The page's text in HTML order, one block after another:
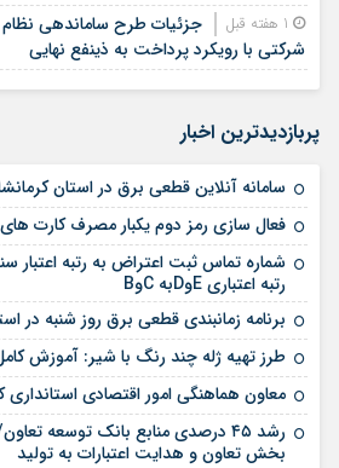
جزئیات طرح ساماندهی
شرکتی با رویکرد پرداخت به ذینفع نهایی
1 هفته قبل
معابر
2 هفته قبل
دکتر محسن ضیائی،
امید، تفاهم‌نامه یک همتی توسعه تولید و
امضا کرد
2 هفته قبل حملۀ آمریکا به حوالی
قدردانی شهردار کرمانشاه از
استان و امام جمعه کرمانشاه به واسطه
2 هفته قبل
آغاز به کار سامانه هوشمند
ناوگان حمل و نقل عمومی شهرداری کرمانشاه
پربازدیدترین اخبار
سامانه آنلاین قطعی برق در استان
فعال سازی رمز دوم یکبار مصرف کارت
شماره تماس ثبت اعتراض به رتبه اعتبار
رتبه اعتباری EوDبه CوB
برنامه زمانبندی قطعی برق روز شنبه در
طرز تهیه ژله چند رنگ با شیر: آموزش
معاون هماهنگی امور اقتصادی
رشد ۴۵ درصدی منابع بانک توسعه
بخش تعاون و هدایت اعتبارات به تولید